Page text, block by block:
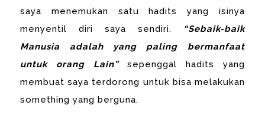
saya menemukan satu hadits yang isinya
menyentil diri saya sendiri.
“Sebaik-baik
Manusia adalah yang paling bermanfaat
untuk orang Lain”
sepenggal hadits yang
membuat saya terdorong untuk bisa melakukan
something yang berguna.